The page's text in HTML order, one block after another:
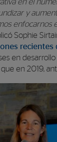
en el
y
Sophie
recientes
en
en 2019,